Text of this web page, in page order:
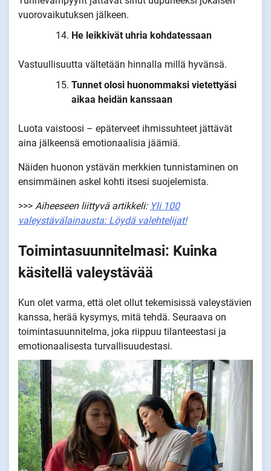
vuorovaikutuksen jälkeen.
He leikkivät uhria kohdatessaan
Vastuullisuutta vältetään hinnalla millä hyvänsä.
Tunnet olosi huonommaksi vietettyäsi
aikaa heidän kanssaan
Luota vaistoosi – epäterveet ihmissuhteet jättävät
aina jälkeensä emotionaalisia jäämiä.
Näiden huonon ystävän merkkien tunnistaminen on
ensimmäinen askel kohti itsesi suojelemista.
>>> Aiheeseen liittyvä artikkeli: Yli 100
valeystävälainausta: Löydä valehtelijat!
Toimintasuunnitelmasi: Kuinka
käsitellä valeystävää
Kun olet varma, että olet ollut tekemisissä valeystävien
kanssa, herää kysymys, mitä tehdä. Seuraava on
toimintasuunnitelma, joka riippuu tilanteestasi ja
emotionaalisesta turvallisuudestasi.